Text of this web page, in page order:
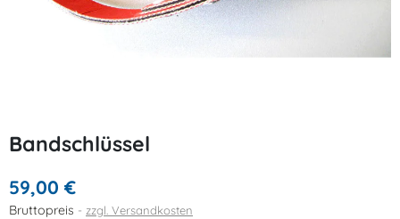
Bandschlüssel
59,00 €
Bruttopreis zzgl. Versandkosten